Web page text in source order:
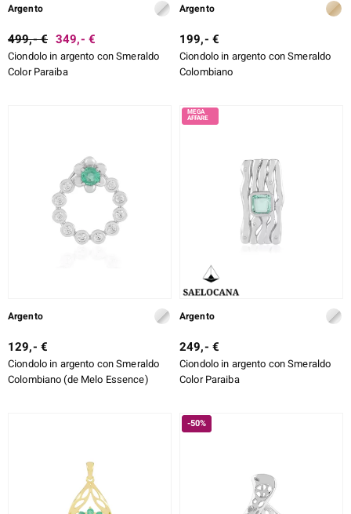
Argento
499,- € 349,- €
Ciondolo in argento con Smeraldo
Color Paraiba
Argento
199,- €
Ciondolo in argento con Smeraldo
Colombiano
Argento
129,- €
Ciondolo in argento con Smeraldo
Colombiano (de Melo Essence)
Argento
249,- €
Ciondolo in argento con Smeraldo
Color Paraiba
-50%